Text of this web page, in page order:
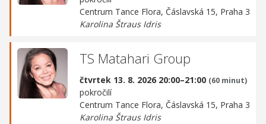
Centrum Tance Flora, Čáslavská 15, Praha 3
Karolina Štraus Idris
TS Matahari Group
čtvrtek 13. 8. 2026 20:00–21:00 (60 minut)
pokročilí
Centrum Tance Flora, Čáslavská 15, Praha 3
Karolina Štraus Idris